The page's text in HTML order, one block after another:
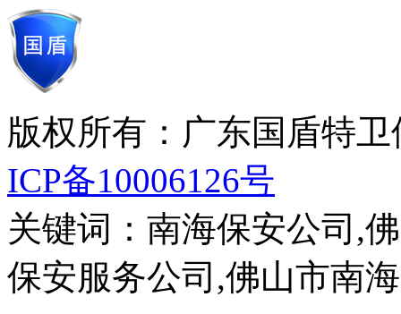
版权所有：广东国盾特
ICP备10006126号
关键词：南海保安公司,
保安服务公司,佛山市南